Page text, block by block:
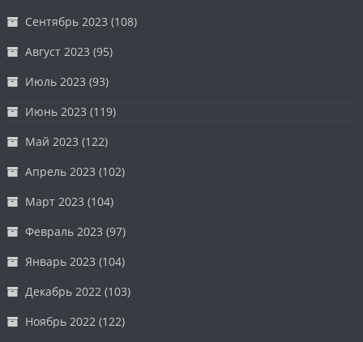
Сентябрь 2023 (108)
Август 2023 (95)
Июль 2023 (93)
Июнь 2023 (119)
Май 2023 (122)
Апрель 2023 (102)
Март 2023 (104)
Февраль 2023 (97)
Январь 2023 (104)
Декабрь 2022 (103)
Ноябрь 2022 (122)